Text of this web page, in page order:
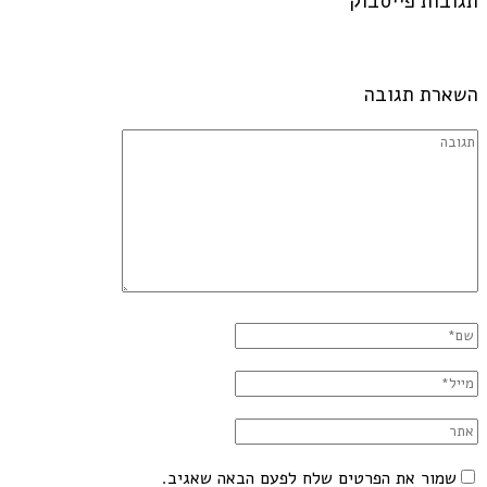
השארת תגובה
שמור את הפרטים שלח לפעם הבאה שאגיב.